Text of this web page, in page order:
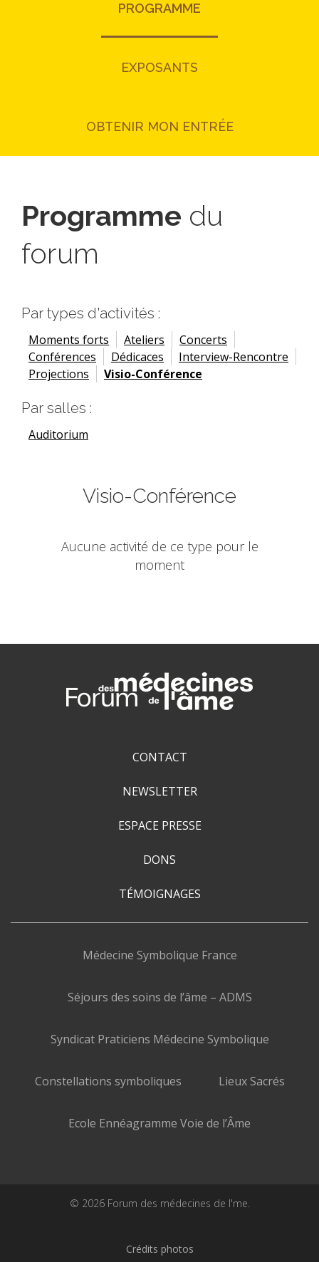
PROGRAMME
EXPOSANTS
OBTENIR MON ENTRÉE
Programme du
forum
Par types d'activités :
Moments forts Ateliers
Concerts
Conférences
Dédicaces
Interview-Rencontre
Projections
Visio-Conférence
Par salles :
Auditorium
Visio-Conférence
Aucune activité de ce type pour le
moment
CONTACT
NEWSLETTER
ESPACE PRESSE
DONS
TÉMOIGNAGES
Médecine Symbolique France
Séjours des soins de l’âme – ADMS
Syndicat Praticiens Médecine Symbolique
Constellations symboliques Lieux Sacrés
Ecole Ennéagramme Voie de l’Âme
© 2026 Forum des médecines de l'me.
Crédits photos